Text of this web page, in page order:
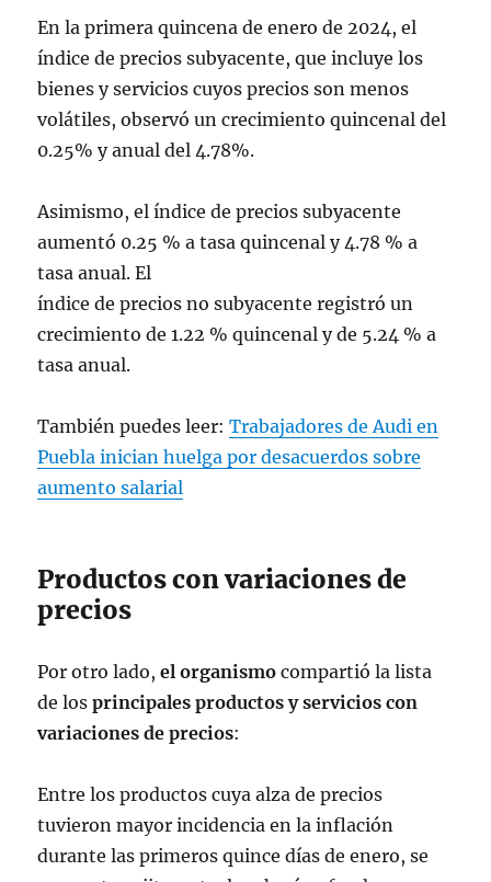
🔷 5.24%, No Subyacente
📄https://t.co/MOYCRVikXF
pic.twitter.com/ChlkzVs0C8
— INEGI INFORMA
En la primera quincena de enero de 2024, el
índice de precios subyacente, que incluye los
bienes y servicios cuyos precios son menos
volátiles, observó un crecimiento quincenal del
0.25% y anual del 4.78%.
Asimismo, el índice de precios subyacente
aumentó 0.25 % a tasa quincenal y 4.78 % a
tasa anual. El
índice de precios no subyacente registró un
crecimiento de 1.22 % quincenal y de 5.24 % a
tasa anual.
También puedes leer:Trabajadores de Audi en
Puebla inician huelga por desacuerdos sobre
aumento salarial
Productos con variaciones de
precios
Por otro lado,el organismocompartió la lista
de losprincipales productos y servicios con
variaciones de precios:
Entre los productos cuya alza de precios
tuvieron mayor incidencia en la inflación
durante las primeros quince días de enero, se